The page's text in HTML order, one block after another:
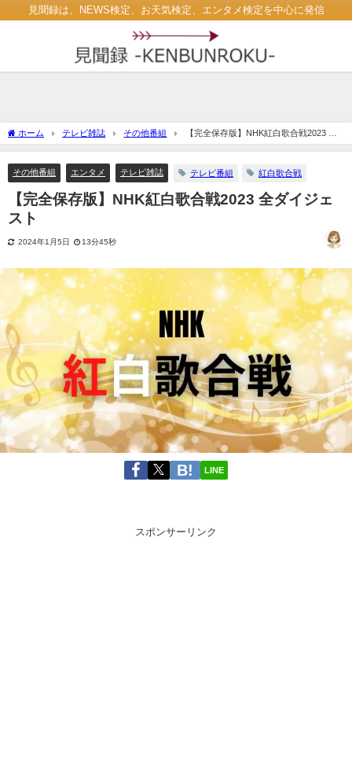
見聞録は、NEWS検定、お天気検定、エンタメ検定を中心に発信
ホーム テレビ雑誌 その他番組
【完全保存版】NHK紅白歌合戦2023 全
ダイジェスト
その他番組 エンタメ テレビ雑誌 テレビ番組 紅白歌合戦
【完全保存版】NHK紅白歌合戦2023 全ダイジェ
スト
2024年1月5日 13分45秒
LINE
スポンサーリンク